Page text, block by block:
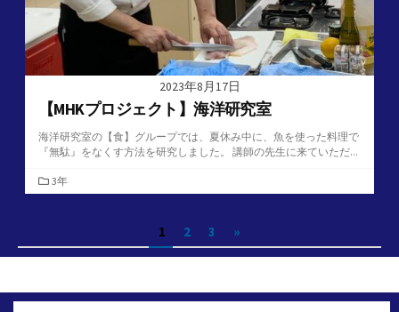
2023年8月17日
【MHKプロジェクト】海洋研究室
海洋研究室の【食】グループでは、夏休み中に、魚を使った料理で
『無駄』をなくす方法を研究しました。 講師の先生に来ていただ...
カ
テ
ー
3年
稿
1 2 3 »